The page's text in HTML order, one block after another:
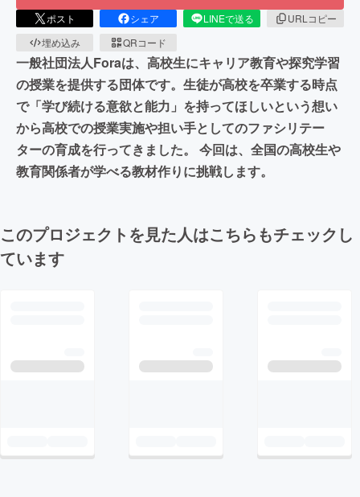
ポスト シェア LINEで送る
URLコピー
埋め込み
QRコード
一般社団法人Foraは、高校生にキャリア教育や探究学習
の授業を提供する団体です。生徒が高校を卒業する時点
で「学び続ける意欲と能力」を持ってほしいという想い
から高校での授業実施や担い手としてのファシリテー
ターの育成を行ってきました。 今回は、全国の高校生や
教育関係者が学べる教材作りに挑戦します。
このプロジェクトを見た人はこちらもチェックし
ています